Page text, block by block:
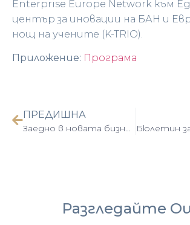
Enterprise Europe Network към
център за иновации на БАН и
нощ на учените (K-TRIO).
Приложение: Програма
ПРЕДИШНА
Разгледайте